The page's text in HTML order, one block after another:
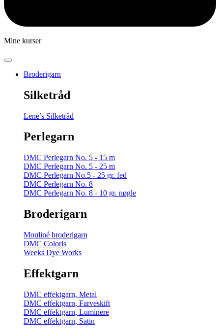
Mine kurser
Broderigarn
Silketråd
Lene’s Silketråd
Perlegarn
DMC Perlegarn No. 5 - 15 m
DMC Perlegarn No. 5 - 25 m
DMC Perlegarn No.5 - 25 gr. fed
DMC Perlegarn No. 8
DMC Perlegarn No. 8 - 10 gr. nøgle
Broderigarn
Mouliné broderigarn
DMC Coloris
Weeks Dye Works
Effektgarn
DMC effektgarn, Metal
DMC effektgarn, Farveskift
DMC effektgarn, Luminere
DMC effektgarn, Satin